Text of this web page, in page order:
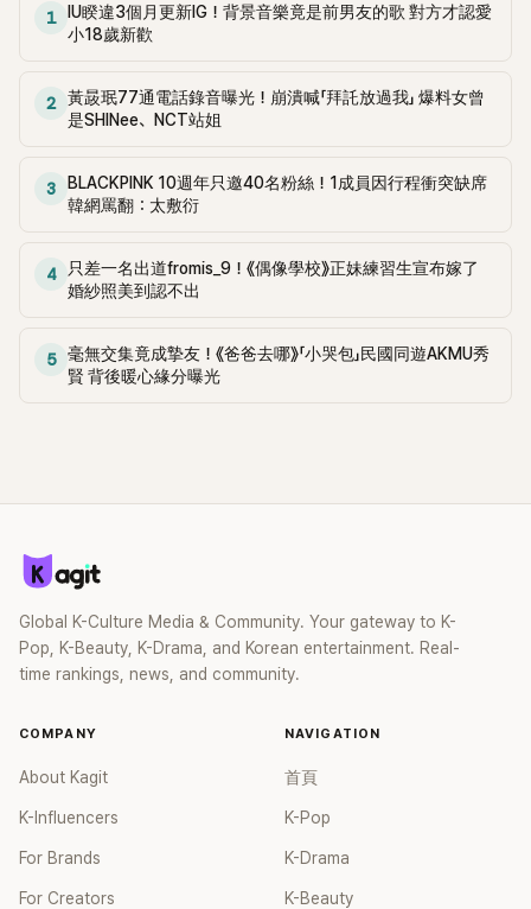
1
IU睽違3個月更新IG！背景音樂竟是前男友的歌 對方才認愛
小18歲新歡
2
黃晸珉77通電話錄音曝光！崩潰喊「拜託放過我」 爆料女曾
是SHINee、NCT站姐
3
BLACKPINK 10週年只邀40名粉絲！1成員因行程衝突缺席
韓網罵翻：太敷衍
4
只差一名出道fromis_9！《偶像學校》正妹練習生宣布嫁了
婚紗照美到認不出
5
毫無交集竟成摯友！《爸爸去哪》「小哭包」民國同遊AKMU秀
賢 背後暖心緣分曝光
Global K-Culture Media & Community. Your gateway to K-
Pop, K-Beauty, K-Drama, and Korean entertainment. Real-
time rankings, news, and community.
COMPANY
About Kagit
K-Influencers
For Brands
For Creators
NAVIGATION
首頁
K-Pop
K-Drama
K-Beauty